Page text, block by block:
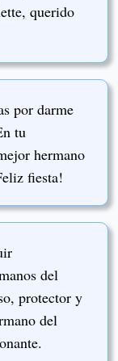
querido
por darme
tu
hermano
fiesta!
del
protector y
del